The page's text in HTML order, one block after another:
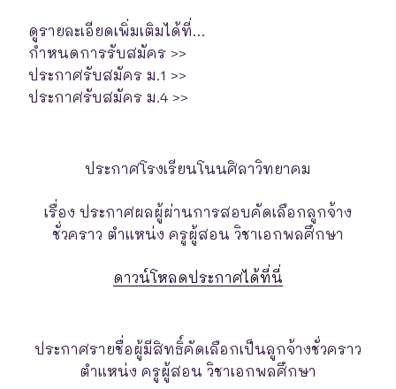
ดูรายละเอียดเพิ่มเติมได้ที่…
กำหนดการรับสมัคร >>
ประกาศรับสมัคร ม.1 >>
ประกาศรับสมัคร ม.4 >>
ประกาศโรงเรียนโนนศิลาวิทยาคม
เรื่อง ประกาศผลผู้ผ่านการสอบคัดเลือกลูกจ้าง
ชั่วคราว ตำแหน่ง ครูผู้สอน วิชาเอกพลศึกษา
ดาวน์โหลดประกาศได้ที่นี่
ประกาศรายชื่อผู้มีสิทธิ์คัดเลือกเป็นลูกจ้างชั่วคราว
ตำแหน่ง ครูผู้สอน วิชาเอกพลศึกษา